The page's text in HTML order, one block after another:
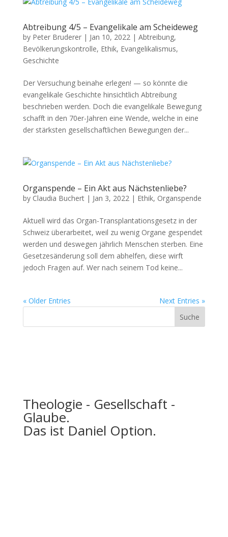
Abtreibung 4/5 – Evangelikale am Scheideweg
by Peter Bruderer| Jan 10, 2022| Abtreibung,
Bevölkerungskontrolle, Ethik, Evangelikalismus,
Geschichte
Der Ver­suchung beina­he erlegen! — so kön­nte die
evan­ge­likale Geschichte hin­sichtlich Abtrei­bung
beschrieben wer­den. Doch die evan­ge­likale Bewe­gung
schafft in den 70er-Jahren eine Wende, welche in eine
der stärk­sten gesellschaftlichen Bewe­gun­gen der...
Organspende – Ein Akt aus Nächstenliebe?
by Claudia Buchert| Jan 3, 2022| Ethik, Organspende
Aktuell wird das Organ-Trans­plan­ta­tion­s­ge­setz in der
Schweiz über­ar­beit­et, weil zu wenig Organe gespendet
wer­den und deswe­gen jährlich Men­schen ster­ben. Eine
Geset­zesän­derung soll dem abhelfen, diese wirft
jedoch Fra­gen auf. Wer nach seinem Tod keine...
« Older Entries Next Entries »
Theologie - Gesellschaft -
Glaube.
Das ist Daniel Option.